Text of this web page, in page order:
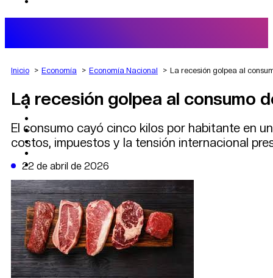
AGRO
DEPORTES
POLÍTICA
CAMBIO CLIMÁTICO
DATA FIRME
DE LA TRIBUNA TV
Inicio Economía Economía Nacional La recesión golpea al
La recesión golpea al consumo
El consumo cayó cinco kilos por habitante en
costos, impuestos y la tensión internacional
22 de abril de 2026